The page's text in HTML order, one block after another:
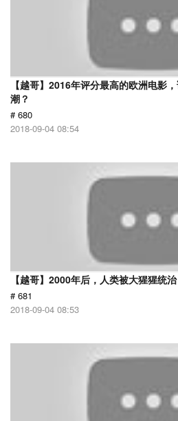
【越哥】2016年评分最高的欧洲电影
潮？
# 680
2018-09-04 08:54
【越哥】2000年后，人类被大猩猩统
# 681
2018-09-04 08:53